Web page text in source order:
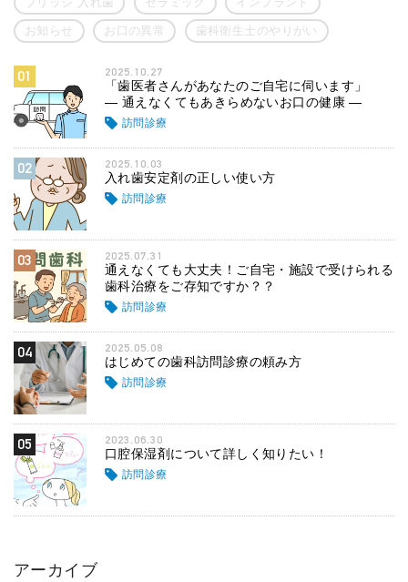
お知らせ お口の異常 歯科衛生士のやりがい
01 2025.10.27
「歯医者さんがあなたのご自宅に伺います」
― 通えなくてもあきらめないお口の健康 ―
訪問診療
02 2025.10.03
入れ歯安定剤の正しい使い方
訪問診療
03 2025.07.31
通えなくても大丈夫！ご自宅・施設で受けられる
歯科治療をご存知ですか？？
訪問診療
04 2025.05.08
はじめての歯科訪問診療の頼み方
訪問診療
05 2023.06.30
口腔保湿剤について詳しく知りたい！
訪問診療
アーカイブ